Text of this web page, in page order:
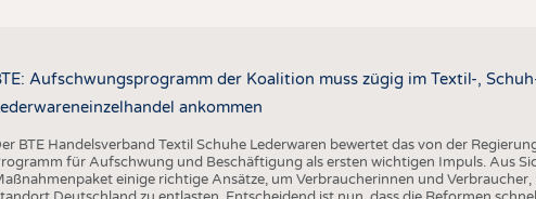
Aufschwungsprogramm der Koalition muss zügig im Textil-,
ankommen
BTE Handelsverband Textil Schuhe Lederwaren bewertet das von der
für Aufschwung und Beschäftigung als ersten wichtigen Impuls. Aus
einige richtige Ansätze, um Verbraucherinnen und